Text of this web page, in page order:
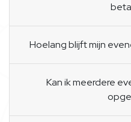
Hoelang blijft mijn
Kan ik meerdere